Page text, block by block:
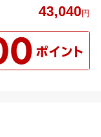
43,040円